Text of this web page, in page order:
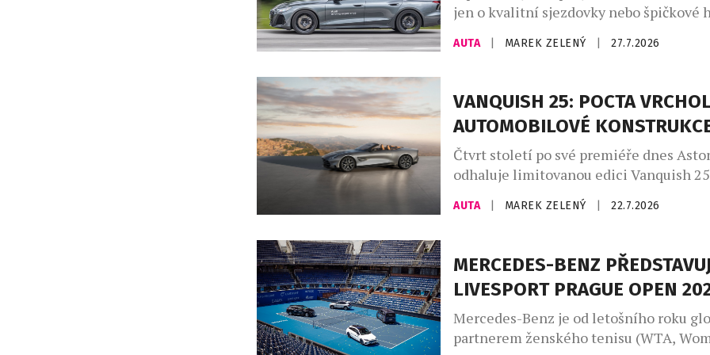
jen o kvalitní sjezdovky nebo špičkové
charakter místa. Madonna di Campiglio
společností Audi, jež se stala nedílnou
života tohoto prestižního střediska.
nevzniklo pouze z marketingových
Madonna […]
AUTA MAREK ZELENÝ 27.7.2026
VANQUISH 25: POCTA
AUTOMOBILOVÉ
Čtvrt století po své premiéře dnes
odhaluje limitovanou edici Vanquish
automobilu, vytvořenou zakázkovým
divize zakázkových úprav Q by Aston
uplatňují své bezkonkurenční
vozů na míru a speciálních modelů a
ukázkou je […]
AUTA MAREK ZELENÝ 22.7.2026
MERCEDES-BENZ
LIVESPORT PRAGUE OPEN
Mercedes-Benz je od letošního roku
partnerem ženského tenisu (WTA,